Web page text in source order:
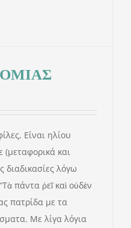
Είναι ηλίου
(μεταφορικά και
διαδικασίες λόγω
πάντα ῥεῖ καὶ οὐδὲν
πατρίδα με τα
Με λίγα λόγια